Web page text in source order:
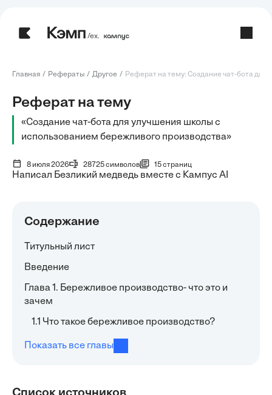
/ех.
Главная Рефераты Другое Реферат на тему: Создание чат-бота для
Реферат на тему
«Создание чат-бота для улучшения школы с
использованием бережливого производства»
8 июля 2026 28725 символов 15 страниц
Написал Безликий медведь вместе с Кампус AI
Содержание
Титульный лист
Введение
Глава 1. Бережливое производство- что это и
зачем
1.1 Что такое бережливое производство?
Показать все главы